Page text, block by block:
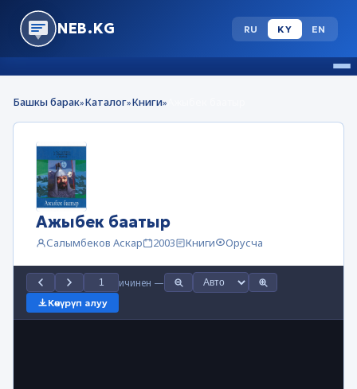
NEB.KG RU KY EN
Башкы барак»Каталог»Книги»
Ажыбек баатыр
Салымбеков Аскар 2003 Книги Орусча
ичинен —
Көчүрүп алуу